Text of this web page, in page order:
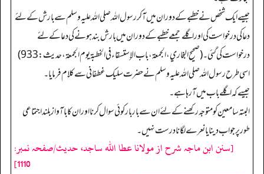
جیسے ایک شخص نے خطبے کے دوران میں آ کر رسول اللہ صلی اللہ علیہ وسلم سے بارش کےلئے
دعا کی درخواست کی اور اگلے جمعے خطبے کے دوران میں بارش بند ہونے کی دعا کےلئے
درخواست کی گئی۔ (صحیح البخاري، الجمعة، باب الإستسقاء فی الخطبة یوم الجمعة، حدیث: 933)
اسی طرح رسول اللہ صلی اللہ علیہ وسلم نے حضرت سلیک غطفانی سے کلام فرمایا۔
جیسے کہ اگلے باب میں آ رہا ہے۔
البتہ سامعین کو متوجہ رکھنے کے لئے ان سے بار بار کوئی سوال کرنا اور ان کا باآواز بلند اجتماعی
طور پر جواب دینا یا نعرے لگانا درست نہیں۔
[سنن ابن ماجہ شرح از مولانا عطا الله ساجد، حدیث/صفحہ نمبر:
1110]